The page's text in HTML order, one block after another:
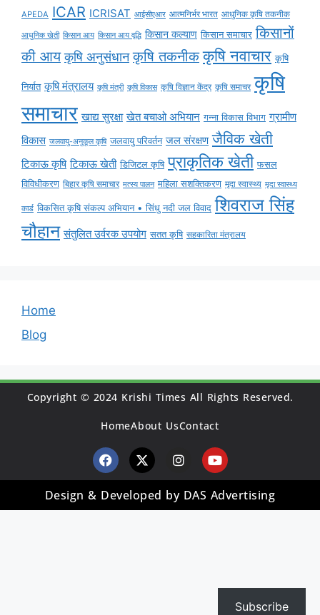
APEDA ICAR ICRISAT आईसीएआर आत्मनिर्भर भारत आधुनिक कृषि तकनीक
आधुनिक खेती किसान आय किसान आय वृद्धि किसान कल्याण किसान समाचार किसानों
की आय कृषि अनुसंधान कृषि तकनीक कृषि नवाचार कृषि
निर्यात कृषि मंत्रालय कृषि मंत्री कृषि विकास कृषि विज्ञान केंद्र कृषि समाचर कृषि
समाचार खाद्य सुरक्षा खेत बचाओ अभियान गन्ना विकास विभाग ग्रामीण
विकास जलवायु-अनुकूल कृषि जलवायु परिवर्तन जल संरक्षण जैविक खेती
टिकाऊ कृषि टिकाऊ खेती डिजिटल कृषि प्राकृतिक खेती फसल
विविधीकरण बिहार कृषि समाचार मत्स्य पालन महिला सशक्तिकरण मृदा स्वास्थ्य मृदा स्वास्थ्य
कार्ड विकसित कृषि संकल्प अभियान • सिंधु नदी जल विवाद शिवराज सिंह
चौहान संतुलित उर्वरक उपयोग सतत कृषि सहकारिता मंत्रालय
Home
Blog
Copyright © 2024 Krishi Times All Rights Reserved.
HomeAbout UsContact
Design & Developed by DAS Advertising
Subscribe